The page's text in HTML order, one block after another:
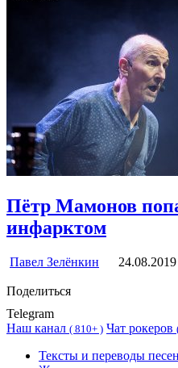
Пётр Мамонов
инфарктом
Павел Зелёнкин
Поделиться
Telegram
Наш канал ( 810+ ) Чат рокеров
Тексты и переводы песен